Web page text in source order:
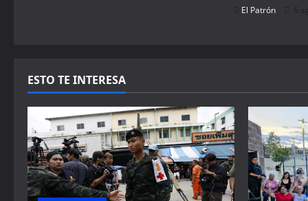
El Patrón 6
ESTO TE INTERESA